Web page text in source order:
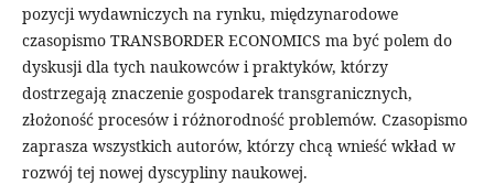
pozycji wydawniczych na rynku, międzynarodowe
czasopismo TRANSBORDER ECONOMICS ma być polem do
dyskusji dla tych naukowców i praktyków, którzy
dostrzegają znaczenie gospodarek transgranicznych,
złożoność procesów i różnorodność problemów. Czasopismo
zaprasza wszystkich autorów, którzy chcą wnieść wkład w
rozwój tej nowej dyscypliny naukowej.